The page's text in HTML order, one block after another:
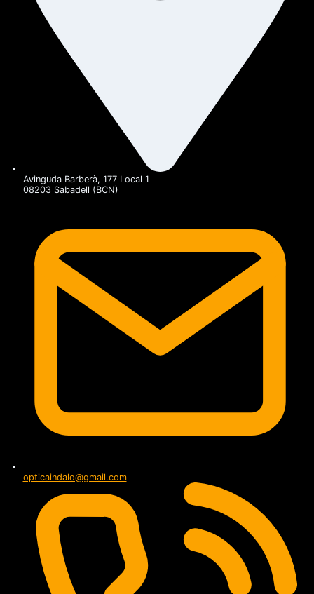
Avinguda Barberà, 177 Local 1
08203 Sabadell (BCN)
opticaindalo@gmail.com